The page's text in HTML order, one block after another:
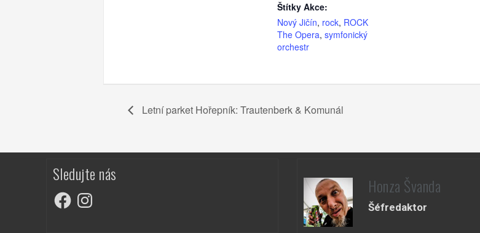
Štítky Akce:
Nový Jičín, rock, ROCK
The Opera, symfonický
orchestr
Letní parket Hořepník: Trautenberk & Komunál
Sledujte nás
FacebookInstagram Honza Švanda
Šéfredaktor